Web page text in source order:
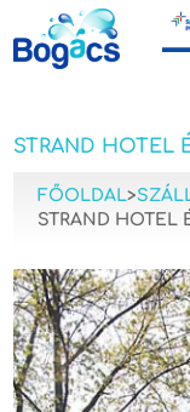
STRAND HOTEL
FŐOLDAL>
STRAND HOTEL